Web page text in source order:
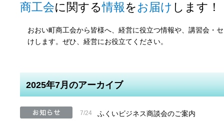
商工会に関する情報をお届け します！
おおい町商工会から皆様へ、経営に役立つ情報や、講習会・
けします。ぜひ、経営にお役立てください。
2025年7月のアーカイブ
7/24 ふくいビジネス商談会のご案内